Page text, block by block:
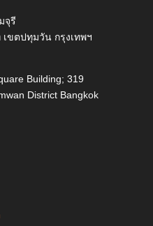
จุรี
ขตปทุมวัน กรุงเทพฯ
Building; 319
District Bangkok